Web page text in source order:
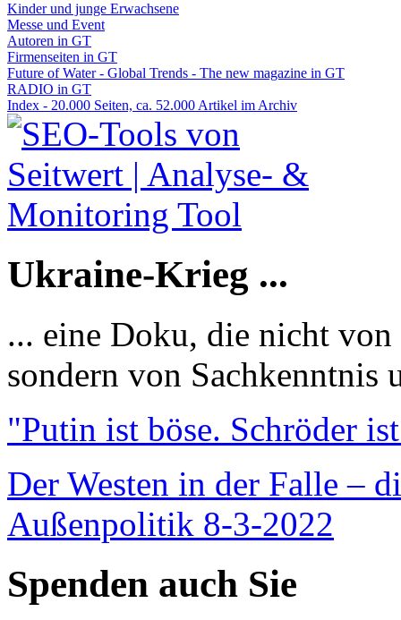
Kinder und junge Erwachsene
Messe und Event
Autoren in GT
Firmenseiten in GT
Future of Water - Global Trends - The new magazine in GT
RADIO in GT
Index - 20.000 Seiten, ca. 52.000 Artikel im Archiv
Ukraine-Krieg ...
... eine Doku, die nicht
sondern von Sachkenntnis
"Putin ist böse. Schröder
Der Westen in der Falle –
Außenpolitik 8-3-2022
Spenden auch Sie